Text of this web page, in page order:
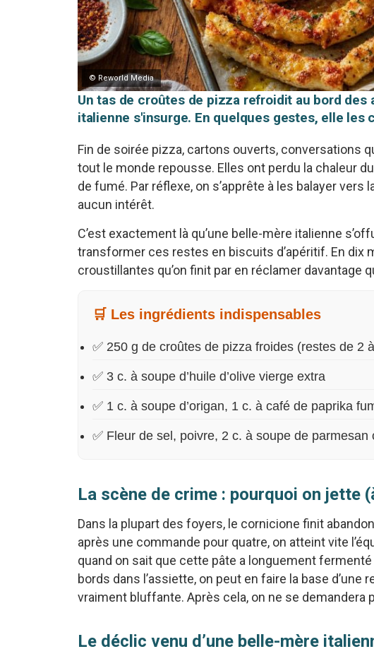
© Reworld Media
Un tas de croûtes de pizza refroidit au bord
italienne s'insurge. En quelques gestes, elle les
Fin de soirée pizza, cartons ouverts, conversations
tout le monde repousse. Elles ont perdu la chaleur
de fumé. Par réflexe, on s’apprête à les balayer vers
aucun intérêt.
C’est exactement là qu’une belle-mère italienne
transformer ces restes en biscuits d’apéritif. En dix
croustillantes qu’on finit par en réclamer davantage
🛒 Les ingrédients indispensables
✅ 250 g de croûtes de pizza froides (restes de 2
✅ 3 c. à soupe d’huile d’olive vierge extra
✅ 1 c. à soupe d’origan, 1 c. à café de paprika
✅ Fleur de sel, poivre, 2 c. à soupe de
La scène de crime : pourquoi on jette
Dans la plupart des foyers, le cornicione finit
après une commande pour quatre, on atteint vite
quand on sait que cette pâte a longuement
bords dans l’assiette, on peut en faire la base
vraiment bluffante. Après cela, on ne se demandera
Le déclic venu d’une belle-mère